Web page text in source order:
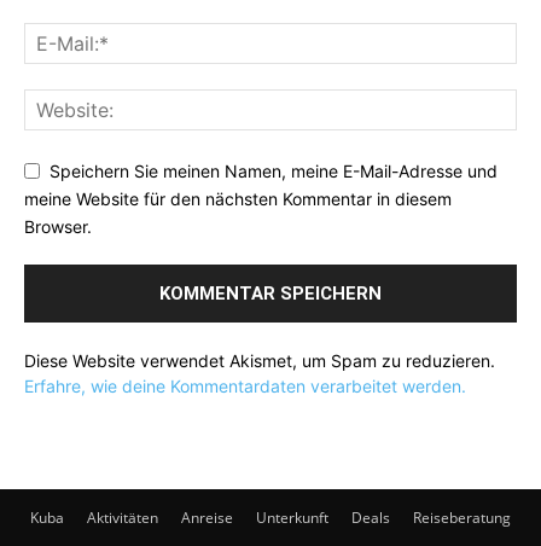
Speichern Sie meinen Namen, meine E-Mail-Adresse und
meine Website für den nächsten Kommentar in diesem
Browser.
Diese Website verwendet Akismet, um Spam zu reduzieren.
Erfahre, wie deine Kommentardaten verarbeitet werden.
Kuba Aktivitäten Anreise Unterkunft Deals Reiseberatung